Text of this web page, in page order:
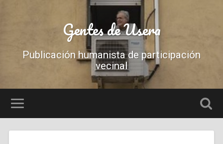
Gentes de Usera
Publicación humanista de participación
vecinal